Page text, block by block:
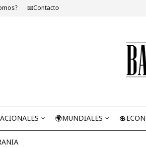
📧Contacto
🌍MUNDIALES